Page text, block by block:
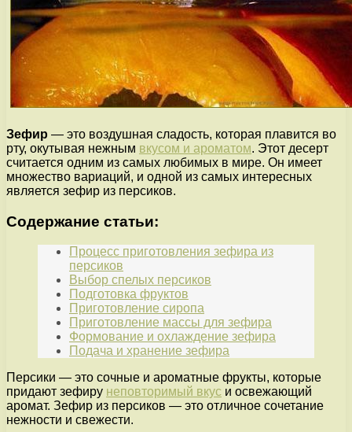
Зефир — это воздушная сладость, которая плавится во
рту, окутывая нежным вкусом и ароматом. Этот десерт
считается одним из самых любимых в мире. Он имеет
множество вариаций, и одной из самых интересных
является зефир из персиков.
Содержание статьи:
Процесс приготовления зефира из
персиков
Выбор спелых персиков
Подготовка фруктов
Приготовление сиропа
Приготовление массы для зефира
Формование и охлаждение зефира
Подача и хранение зефира
Персики — это сочные и ароматные фрукты, которые
придают зефиру неповторимый вкус и освежающий
аромат. Зефир из персиков — это отличное сочетание
нежности и свежести.